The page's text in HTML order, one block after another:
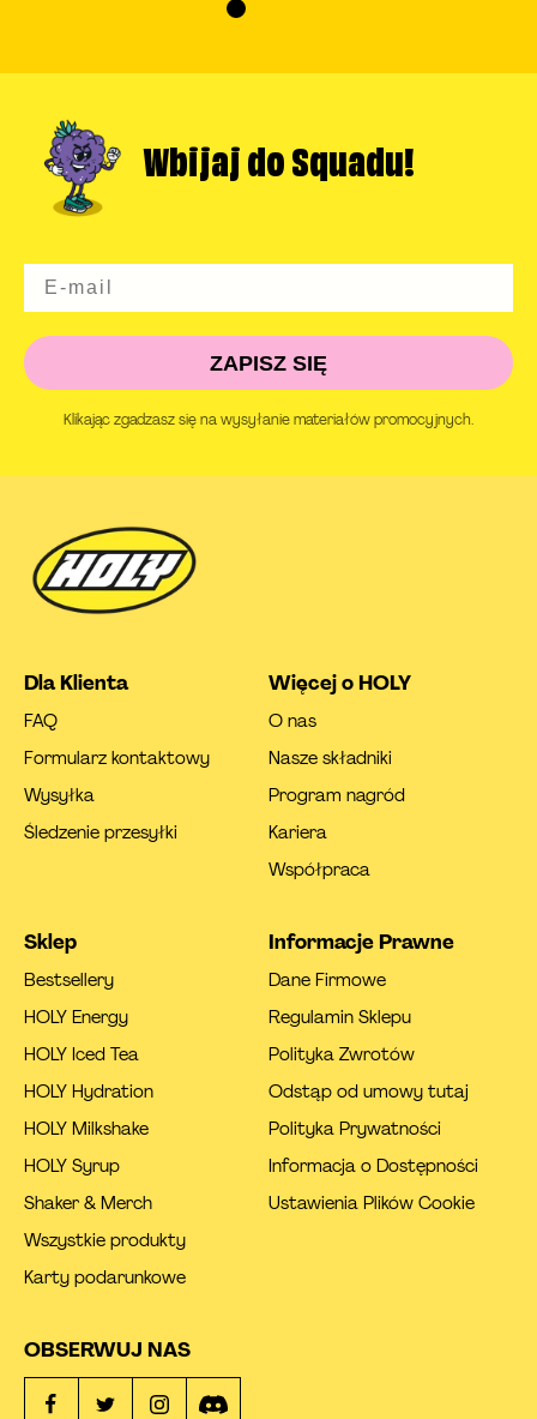
Przejdź
Dla Klienta
FAQ
Formularz kontaktowy
Wysyłka
Śledzenie przesyłki
Więcej o HOLY
O nas
Nasze składniki
Program nagród
Kariera
Współpraca
Sklep
Bestsellery
HOLY Energy
HOLY Iced Tea
HOLY Hydration
HOLY Milkshake
HOLY Syrup
Shaker & Merch
Wszystkie produkty
Karty podarunkowe
Informacje Prawne
Dane Firmowe
Regulamin Sklepu
Polityka Zwrotów
Odstąp od umowy tutaj
Polityka Prywatności
Informacja o Dostępności
Ustawienia Plików Cookie
OBSERWUJ NAS
Wbijaj do Squadu!
ZAPISZ SIĘ
Klikając zgadzasz się na wysyłanie materiałów promocyjnych.